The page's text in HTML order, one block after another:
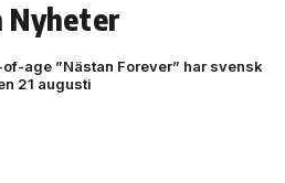
Nyheter
age ”Nästan Forever” har svensk
21 augusti